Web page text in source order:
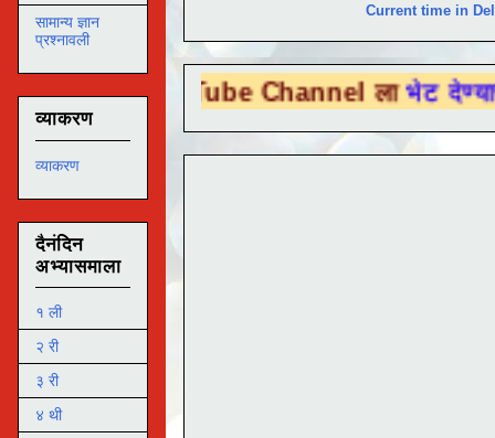
Current time in
Tube Channel लाभेट देण्यासाठी येथे
सामान्य ज्ञान
प्रश्नावली
व्याकरण
व्याकरण
दैनंदिन
अभ्यासमाला
१ ली
२ री
३ री
४ थी